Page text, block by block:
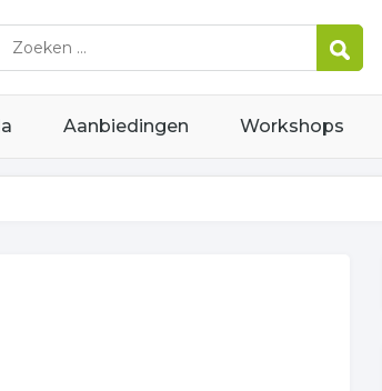
Aanbiedingen Workshops